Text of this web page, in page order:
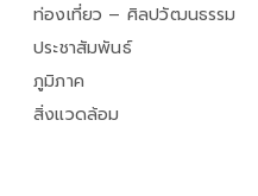
ท่องเที่ยว – ศิลปวัฒนธรรม
ประชาสัมพันธ์
ภูมิภาค
สิ่งแวดล้อม